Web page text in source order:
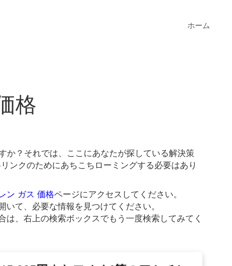
ホーム
格
か？それでは、ここにあなたが探している解決策
ンクのためにあちこちローミングする必要はあり
ン ガス 価格ページにアクセスしてください。
て、必要な情報を見つけてください。
は、右上の検索ボックスでもう一度検索してみてく